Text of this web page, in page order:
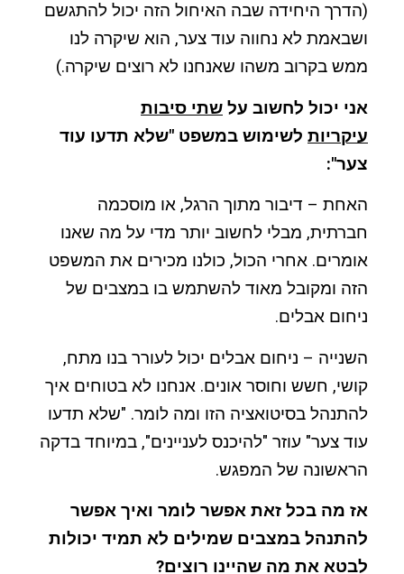
(הדרך היחידה שבה האיחול הזה יכול להתגשם
ושבאמת לא נחווה עוד צער, הוא שיקרה לנו
ממש בקרוב משהו שאנחנו לא רוצים שיקרה.)
אני יכול לחשוב על שתי סיבות
עיקריות לשימוש במשפט "שלא תדעו עוד
צער":
האחת – דיבור מתוך הרגל, או מוסכמה
חברתית, מבלי לחשוב יותר מדי על מה שאנו
אומרים. אחרי הכול, כולנו מכירים את המשפט
הזה ומקובל מאוד להשתמש בו במצבים של
ניחום אבלים.
השנייה – ניחום אבלים יכול לעורר בנו מתח,
קושי, חשש וחוסר אונים. אנחנו לא בטוחים איך
להתנהל בסיטואציה הזו ומה לומר. "שלא תדעו
עוד צער" עוזר "להיכנס לעניינים", במיוחד בדקה
הראשונה של המפגש.
אז מה בכל זאת אפשר לומר ואיך אפשר
להתנהל במצבים שמילים לא תמיד יכולות
לבטא את מה שהיינו רוצים?